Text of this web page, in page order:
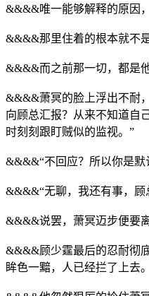
&&&&唯一能够解释的原
&&&&那里住着的根本就不
&&&&而之前那一切，都是
&&&&萧冥的脸上浮出不耐
向顾总汇报？从来不知道自
时刻刻跟盯贼似的监视。”
&&&&“不回应？所以你是默
&&&&“无聊，我还有事，顾
&&&&说罢，萧冥迈步便要离
&&&&顾少霆最后的忍耐彻
眸色一黯，人已经拦了上去。